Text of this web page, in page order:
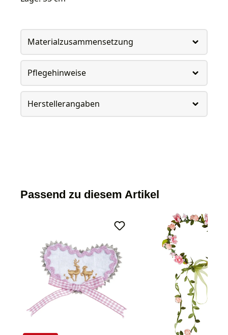
Materialzusammensetzung
Pflegehinweise
Herstellerangaben
Passend zu diesem Artikel